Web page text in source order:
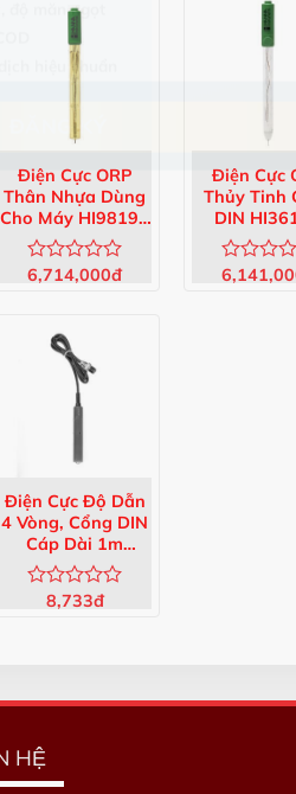
độ măn ngọt
hiệu chuẩn
Điện Cực ORP
Thân Nhựa Dùng
Cho Máy HI98190
HI36203
Được
6,714,000đ
Điện Cực
Thủy Tinh
DIN
Được
Điện Cực Độ Dẫn
4 Vòng, Cổng DIN
Cáp Dài 1m
HI76302W
Được
sao
8,733đ
HỆ